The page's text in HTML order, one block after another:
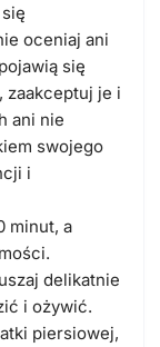
oceniaj ani
się
zaakceptuj je i
ani nie
swojego
i
minut, a
delikatnie
i ożywić.
piersiowej,